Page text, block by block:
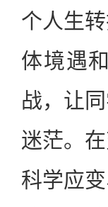
个人生
体境遇
战，让
迷茫。
科学应